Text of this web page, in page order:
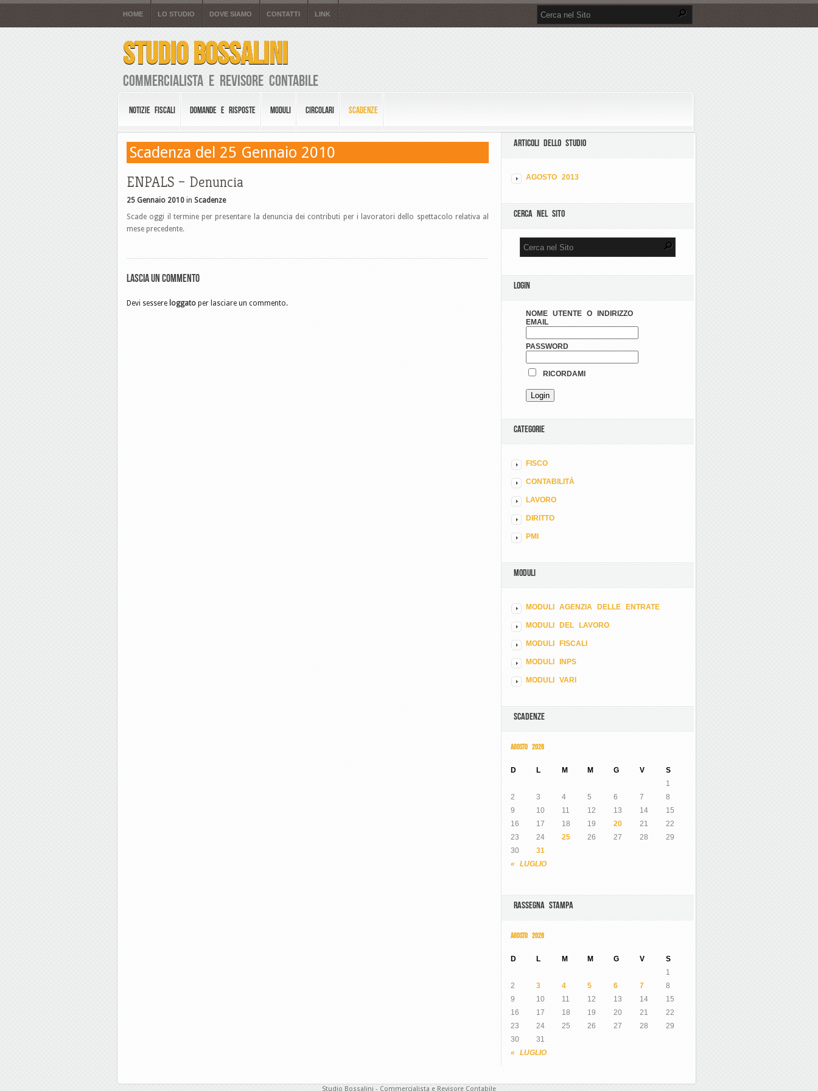
HOME LO STUDIO DOVE SIAMO CONTATTI LINK
STUDIO BOSSALINI
Commercialista e Revisore Contabile
NOTIZIE FISCALI DOMANDE E RISPOSTE MODULI CIRCOLARI SCADENZE
Scadenza del 25 Gennaio 2010
ENPALS – Denuncia
25 Gennaio 2010 in Scadenze
Scade oggi il termine per presentare la denuncia dei contributi per i lavoratori dello spettacolo relativa al
mese precedente.
Lascia un commento
Devi sessere loggato per lasciare un commento.
ARTICOLI DELLO STUDIO
AGOSTO 2013
CERCA NEL SITO
LOGIN
NOME UTENTE O INDIRIZZO
EMAIL
PASSWORD
RICORDAMI
CATEGORIE
FISCO
CONTABILITÀ
LAVORO
DIRITTO
PMI
MODULI
MODULI AGENZIA DELLE ENTRATE
MODULI DEL LAVORO
MODULI FISCALI
MODULI INPS
MODULI VARI
SCADENZE
AGOSTO 2026
D L M M G V S
« LUGLIO
1
2
3 4 5 6 7
8
9
10 11 12 13 14
15
16
17 18 19 20 21
22
23
24 25 26 27 28
29
30
31
RASSEGNA STAMPA
AGOSTO 2026
D L M M G V S
« LUGLIO
1
2
3 4 5 6 7
8
9
10 11 12 13 14
15
16
17 18 19 20 21
22
23
24 25 26 27 28
29
30
31
Studio Bossalini - Commercialista e Revisore Contabile